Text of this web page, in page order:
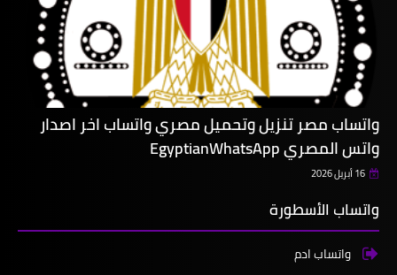
واتساب مصر تنزيل وتحميل مصري واتساب اخر اصدار
واتس المصري EgyptianWhatsApp
16 أبريل 2026
واتساب الأسطورة
واتساب ادم